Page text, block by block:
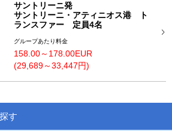
サントリーニ発
サントリーニ・アティニオス港 ト
ランスファー 定員4名
グループあたり料金
158.00～178.00EUR
(29,689～33,447円)
す